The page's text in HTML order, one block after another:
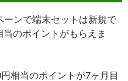
ーンで端末セットは新規で
のポイントがもらえま
相当のポイントが7ヶ月目